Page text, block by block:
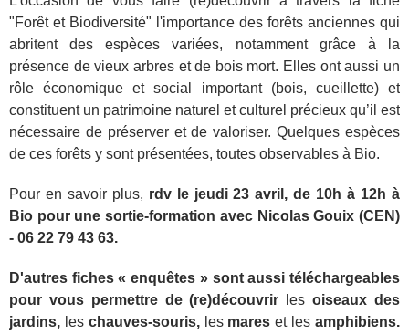
"Forêt et Biodiversité" l'importance des forêts anciennes qui
abritent des espèces variées, notamment grâce à la
présence de vieux arbres et de bois mort. Elles ont aussi un
rôle économique et social important (bois, cueillette) et
constituent un patrimoine naturel et culturel précieux qu’il est
nécessaire de préserver et de valoriser. Quelques espèces
de ces forêts y sont présentées, toutes observables à Bio.
Pour en savoir plus, rdv le jeudi 23 avril, de 10h à 12h à
Bio pour une sortie-formation avec Nicolas Gouix (CEN)
- 06 22 79 43 63.
D'autres fiches « enquêtes » sont aussi téléchargeables
pour vous permettre de (re)découvrir
lesoiseaux des
jardins, les chauves-souris,lesmareset lesamphibiens.